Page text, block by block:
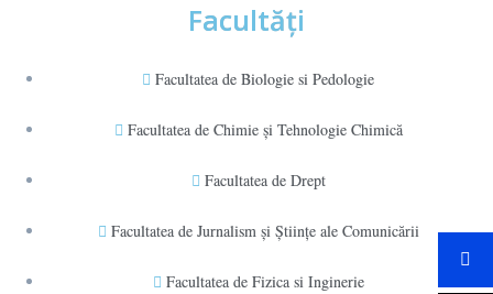
Facultăţi
Facultatea de Biologie si Pedologie
Facultatea de Chimie şi Tehnologie Chimică
Facultatea de Drept
Facultatea de Jurnalism şi Ştiinţe ale Comunicării
Facultatea de Fizica si Inginerie